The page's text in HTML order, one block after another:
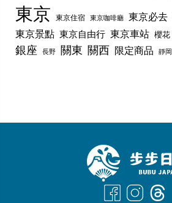
東京 東京住宿 東京咖啡廳 東京必去
東京景點 東京自由行 東京車站 櫻花
銀座 長野 關東 關西 限定商品 靜岡